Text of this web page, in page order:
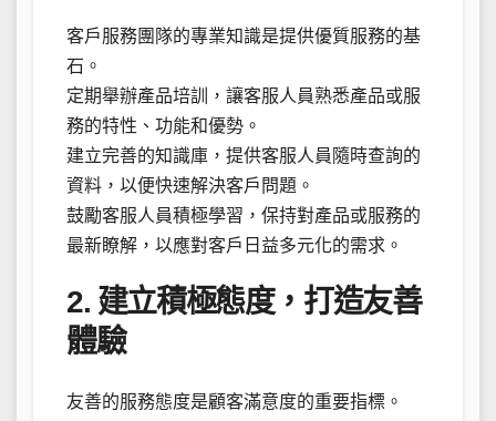
客戶服務團隊的專業知識是提供優質服務的基
石。
定期舉辦產品培訓，讓客服人員熟悉產品或服
務的特性、功能和優勢。
建立完善的知識庫，提供客服人員隨時查詢的
資料，以便快速解決客戶問題。
鼓勵客服人員積極學習，保持對產品或服務的
最新瞭解，以應對客戶日益多元化的需求。
2. 建立積極態度，打造友善
體驗
友善的服務態度是顧客滿意度的重要指標。